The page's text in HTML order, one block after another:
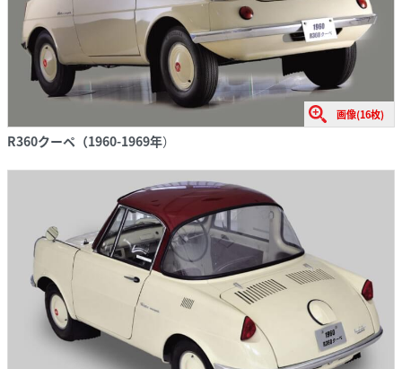
画像(16枚)
R360クーペ（1960-1969年）